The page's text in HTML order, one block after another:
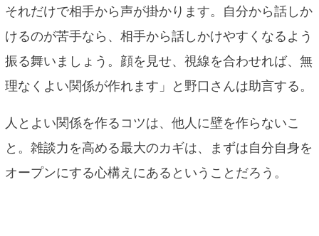
それだけで相手から声が掛かります。自分から話しか
けるのが苦手なら、相手から話しかけやすくなるよう
振る舞いましょう。顔を見せ、視線を合わせれば、無
理なくよい関係が作れます」と野口さんは助言する。
人とよい関係を作るコツは、他人に壁を作らないこ
と。雑談力を高める最大のカギは、まずは自分自身を
オープンにする心構えにあるということだろう。